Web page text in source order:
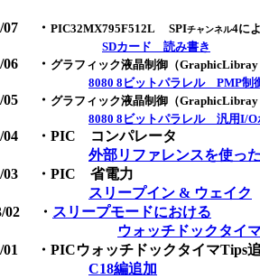
07 ・ PIC32MX795F512L SPIチャンネル4に
SDカード 読み書き
06 ・ グラフィック液晶制御（
8080 8ビットパラレル PMP制
05 ・ グラフィック液晶制御（
8080 8ビットパラレル 汎用I/O
04 ・PIC コンパレータ
外部リファレンスを使っ
03 ・PIC 省電力
スリープイン & ウェイク
02 ・ スリープモードにおける
ウォッチドックタイ
01 ・PICウォッチドックタイマTips
C18編追加